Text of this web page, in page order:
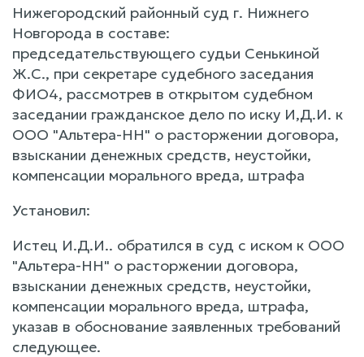
Нижегородский районный суд г. Нижнего
Новгорода в составе:
председательствующего судьи Сенькиной
Ж.С., при секретаре судебного заседания
ФИО4, рассмотрев в открытом судебном
заседании гражданское дело по иску И,Д.И. к
ООО "Альтера-НН" о расторжении договора,
взыскании денежных средств, неустойки,
компенсации морального вреда, штрафа
Установил:
Истец И.Д.И.. обратился в суд с иском к ООО
"Альтера-НН" о расторжении договора,
взыскании денежных средств, неустойки,
компенсации морального вреда, штрафа,
указав в обоснование заявленных требований
следующее.